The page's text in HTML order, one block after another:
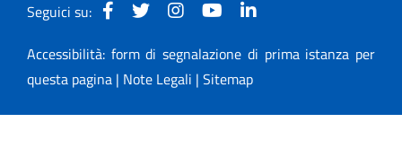
Seguici su:
Accessibilità: form di segnalazione di prima istanza per
questa pagina | Note Legali | Sitemap